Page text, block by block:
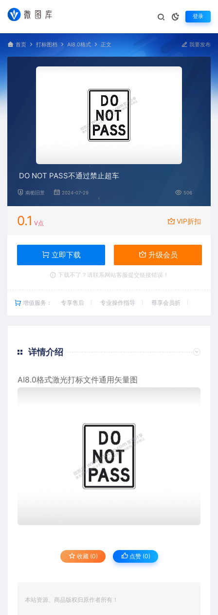
登录
首页 打标图档 AI8.0格式 正文 我要发布
DO NOT PASS不通过禁止超车
南栀旧景 2024-07-29 506
0.1 V点 VIP折扣
立即下载 升级会员
下载不了？请联系网站客服提交链接错误！
增值服务： 专享售后 专业操作指导 尊享会员折
详情介绍
AI8.0格式激光打标文件通用矢量图
收藏 (0) 点赞 (0)
本站资源、商品版权归原作者所有！